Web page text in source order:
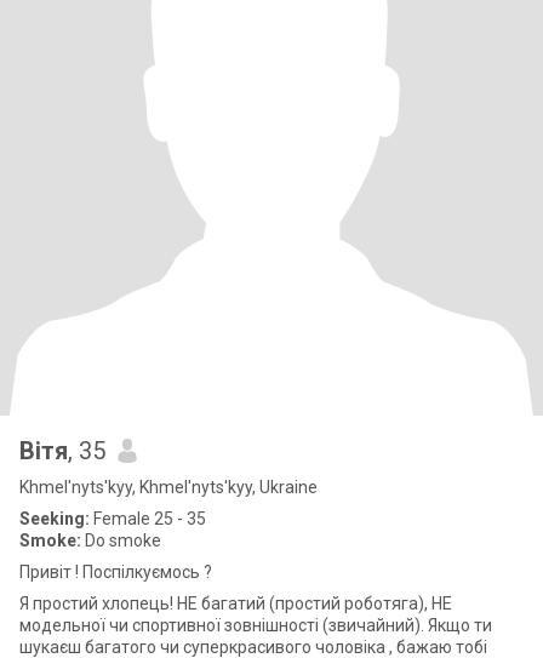
Вітя, 35
Khmel'nyts'kyy, Khmel'nyts'kyy, Ukraine
Seeking: Female 25 - 35
Smoke: Do smoke
Привіт ! Поспілкуємось ?
Я простий хлопець! НЕ багатий (простий роботяга), НЕ
модельної чи спортивної зовнішності (звичайний). Якщо ти
шукаєш багатого чи суперкрасивого чоловіка , бажаю тобі